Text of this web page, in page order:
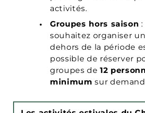
activités.
Groupes hors saison
souhaitez organiser
dehors de la période
possible de réserver
groupes de12
minimum sur